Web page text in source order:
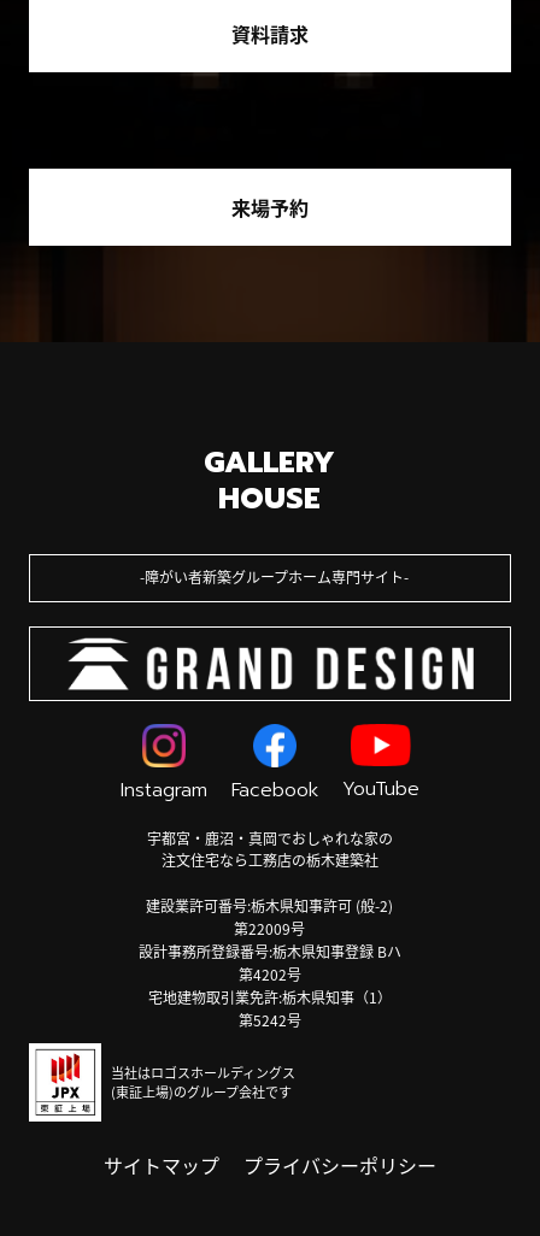
資料請求
来場予約
GALLERY
HOUSE
障がい者新築グループホーム専門サイト
Instagram Facebook YouTube
宇都宮・鹿沼・真岡でおしゃれな家の
注文住宅なら工務店の栃木建築社
建設業許可番号:栃木県知事許可 (般-2)
第22009号
設計事務所登録番号:栃木県知事登録 Bハ
第4202号
宅地建物取引業免許:栃木県知事（1）
第5242号
当社はロゴスホールディングス
(東証上場)のグループ会社です
サイトマップ プライバシーポリシー